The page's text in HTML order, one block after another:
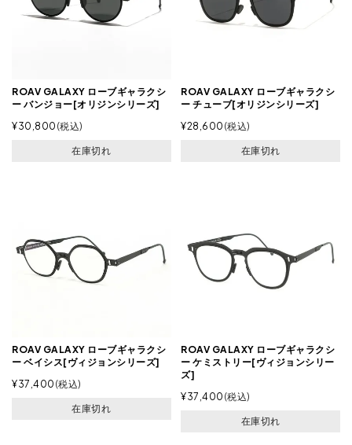
ROAV GALAXY ローブギャラクシ
ー バンジョー[オリジンシリーズ]
¥30,800 税込
在庫切れ
ROAV GALAXY ローブギャラクシ
ー チューブ[オリジンシリーズ]
¥28,600 税込
在庫切れ
ROAV GALAXY ローブギャラクシ
ー ベイシス[ヴィジョンシリーズ]
¥37,400 税込
在庫切れ
ROAV GALAXY ローブギャラクシ
ー ケミストリー[ヴィジョンシリー
ズ]
¥37,400 税込
在庫切れ